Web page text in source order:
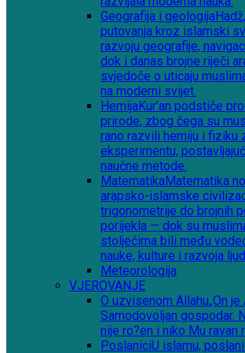
Geografija i geologija
putovanja kroz islamski
razvoju geografije,
dok i danas brojne riječi
svjedoče o uticaju
na moderni svijet.
HemijaKur’an podstiče
prirode, zbog čega su
rano razvili hemiju i fiziku
eksperimentu,
naučne metode.
MatematikaMatematika
arapsko-islamske
trigonometrije do brojnih
porijekla — dok su
stoljećima bili među
nauke, kulture i razvoja
Meteorologija
VJEROVANJE
O uzvisenom Allahu„On
Samodovoljan gospodar.
nije ro?en i niko Mu ravan
PoslaniciU islamu,